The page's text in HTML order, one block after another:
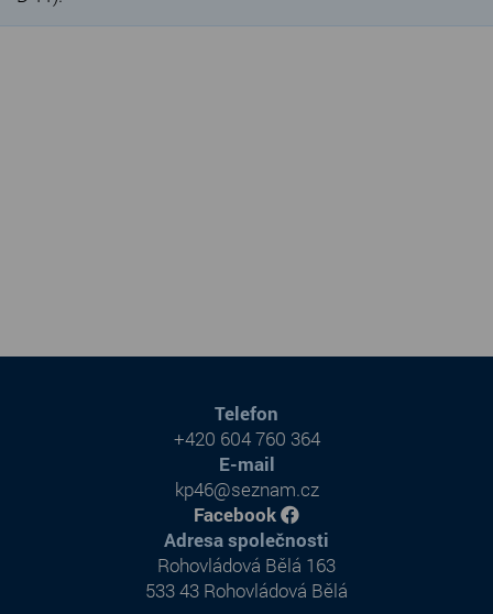
Adresa společnosti
Rohovládová Bělá 163
533 43 Rohovládová Bělá
Telefon
+420 604 760 364
E-mail
kp46@seznam.cz
Facebook